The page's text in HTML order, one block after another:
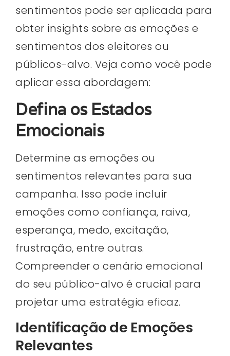
sentimentos pode ser aplicada para
obter insights sobre as emoções e
sentimentos dos eleitores ou
públicos-alvo. Veja como você pode
aplicar essa abordagem:
Defina os Estados
Emocionais
Determine as emoções ou
sentimentos relevantes para sua
campanha. Isso pode incluir
emoções como confiança, raiva,
esperança, medo, excitação,
frustração, entre outras.
Compreender o cenário emocional
do seu público-alvo é crucial para
projetar uma estratégia eficaz.
Identificação de Emoções
Relevantes